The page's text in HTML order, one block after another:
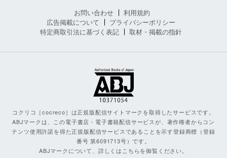
お問い合わせ
利用規約
広告掲載について
プライバシーポリシー
特定商取引法に基づく表記
取材・掲載の指針
コクリコ［cocreco］は正規版配信サイトマークを取得したサービスです。
ABJマークは、この電子書店・電子書籍配信サービスが、著作権者からコン
テンツ使用許諾を得た正規版配信サービスであることを示す登録商標（登録
番号 第6091713号）です。
ABJマークについて、詳しくはこちらを御覧ください。